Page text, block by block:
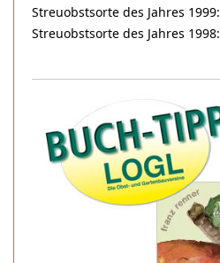
Streuobstsorte des Jahres 1999:
Streuobstsorte des Jahres 1998: